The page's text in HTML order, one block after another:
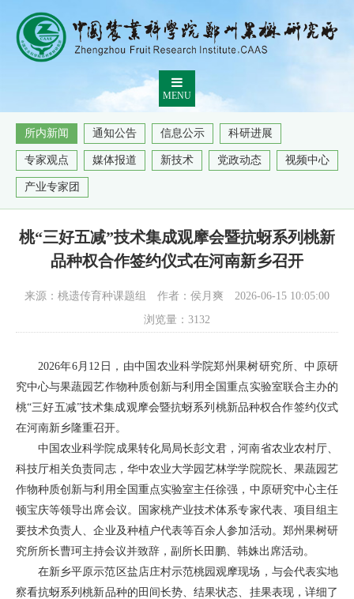
MENU
所内新闻 通知公告 信息公示 科研进展
专家观点 媒体报道 新技术 党政动态 视频中心
产业专家团
桃“三好五减”技术集成观摩会暨抗蚜系列桃新
品种权合作签约仪式在河南新乡召开
来源：桃遗传育种课题组 作者：侯月爽
2026-06-15 10:05:00
浏览量： 3132
2026年6月12日，由中国农业科学院郑州果树研究所、中原研
究中心与果蔬园艺作物种质创新与利用全国重点实验室联合主办的
桃“三好五减”技术集成观摩会暨抗蚜系列桃新品种权合作签约仪式
在河南新乡隆重召开。
中国农业科学院成果转化局局长彭文君，河南省农业农村厅、
科技厅相关负责同志，华中农业大学园艺林学学院院长、果蔬园艺
作物种质创新与利用全国重点实验室主任徐强，中原研究中心主任
顿宝庆等领导出席会议。国家桃产业技术体系专家代表、项目组主
要技术负责人、企业及种植户代表等百余人参加活动。郑州果树研
究所所长曹珂主持会议并致辞，副所长田鹏、韩姝出席活动。
在新乡平原示范区盐店庄村示范桃园观摩现场，与会代表实地
察看抗蚜系列桃新品种的田间长势、结果状态、挂果表现，详细了